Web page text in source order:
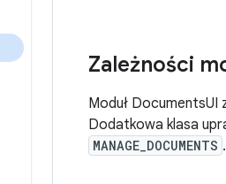
Zależności
Moduł DocumentsUI
Dodatkowa klasa
MANAGE_DOCUMENTS .